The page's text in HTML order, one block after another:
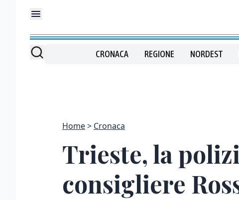
CRONACA REGIONE NORDEST
Home Cronaca
Trieste, la
consigliere